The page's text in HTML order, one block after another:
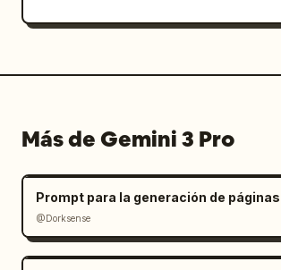
Más de Gemini 3 Pro
@Dorksense